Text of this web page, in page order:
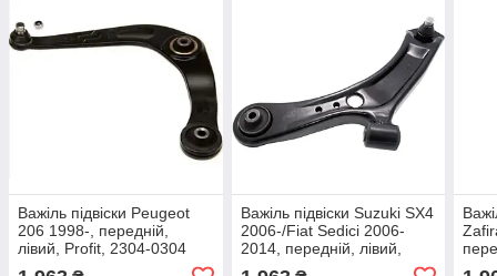
Важіль підвіски Peugeot
206 1998-, передній,
лівий, Profit, 2304-0304
Важіль підвіски Suzuki SX4
2006-/Fiat Sedici 2006-
2014, передній, лівий,